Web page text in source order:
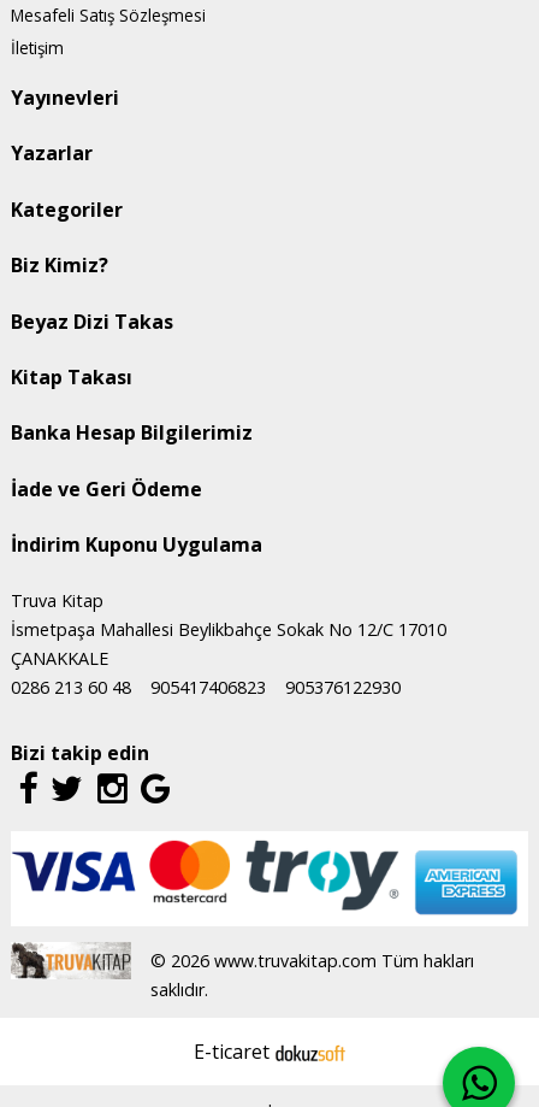
Mesafeli Satış Sözleşmesi
İletişim
Yayınevleri
Yazarlar
Kategoriler
Biz Kimiz?
Beyaz Dizi Takas
Kitap Takası
Banka Hesap Bilgilerimiz
İade ve Geri Ödeme
İndirim Kuponu Uygulama
Truva Kitap
İsmetpaşa Mahallesi Beylikbahçe Sokak No 12/C 17010
ÇANAKKALE
0286 213 60 48
905417406823 905376122930
Bizi takip edin
© 2026 www.truvakitap.com Tüm hakları
saklıdır.
E-ticaret
.